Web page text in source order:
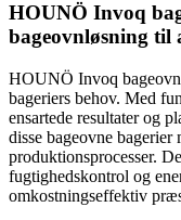
HOUNÖ Invoq
bageovnløsning
HOUNÖ Invoq
bageriers behov. Med
ensartede resultater og
disse bageovne bagerier
produktionsprocesser.
fugtighedskontrol og
omkostningseffektiv